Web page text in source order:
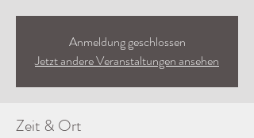
Anmeldung geschlossen
Jetzt andere Veranstaltungen ansehen
Zeit & Ort